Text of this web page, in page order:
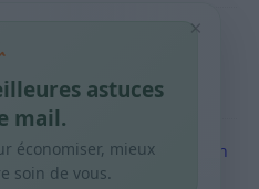
: routine simple +
: comment économiser en
10 sprays
×
astuces
mail.
économiser, mieux
soin de vous.